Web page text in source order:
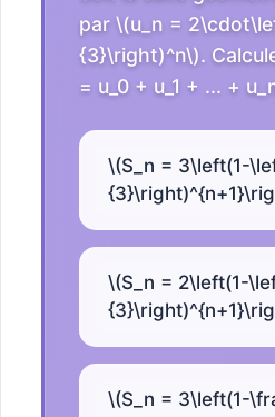
par \(u_n =
{3}\right)^n\).
= u_0 + u_1 + ... +
\(S_n = 3\left(1-
\(S_n = 2\left(1-
\(S_n = 3\left(1-